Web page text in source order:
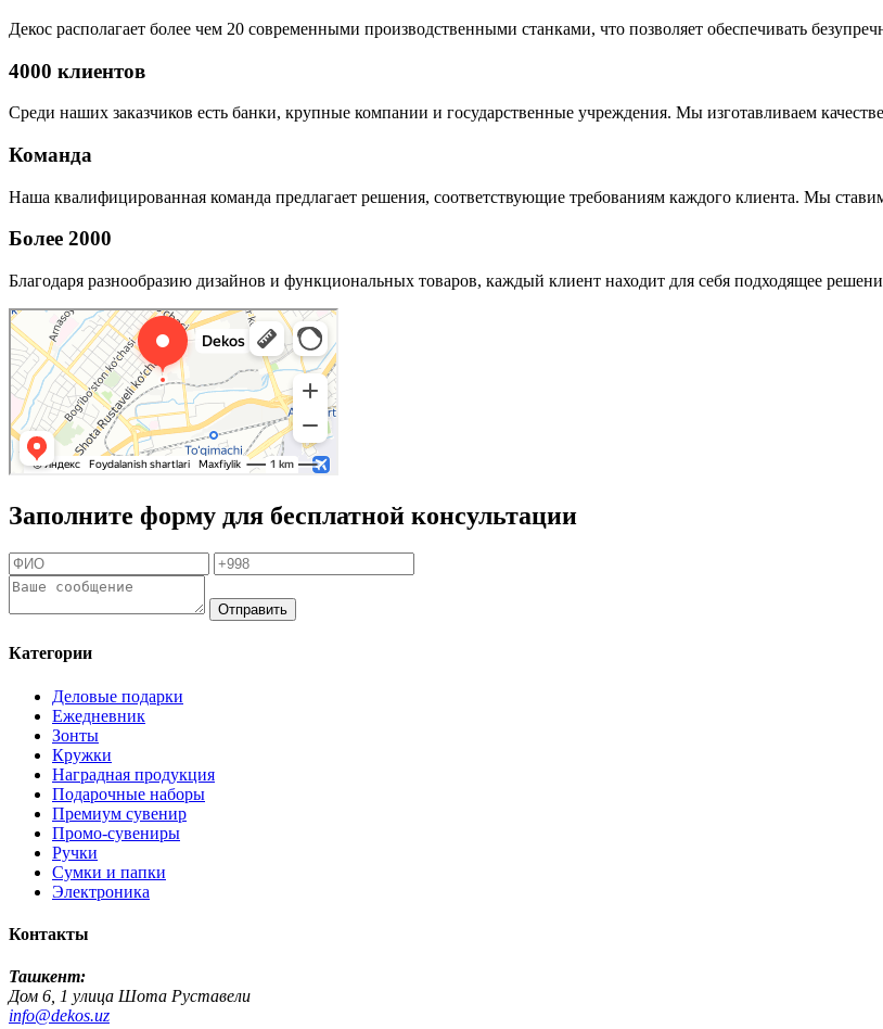
Декос располагает более чем 20 современными производственными станками, что позволяет обеспечивать
4000 клиентов
Среди наших заказчиков есть банки, крупные компании и государственные учреждения. Мы изготавливаем
Команда
Наша квалифицированная команда предлагает решения, соответствующие требованиям каждого клиента. Мы
Более 2000
Благодаря разнообразию дизайнов и функциональных товаров, каждый клиент находит для себя подходящее
Заполните форму для бесплатной консультации
Отправить
Категории
Деловые подарки
Ежедневник
Зонты
Кружки
Наградная продукция
Подарочные наборы
Премиум сувенир
Промо-сувениры
Ручки
Сумки и папки
Электроника
Контакты
Ташкент:
Дом 6, 1 улица Шота Руставели
info@dekos.uz